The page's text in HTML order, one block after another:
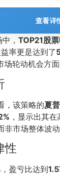
查看详
， TOP21股
益率更是达到了
轮动机会方面
，该策略的夏
，显示出其
市场整体波动
性
，盈亏比达到